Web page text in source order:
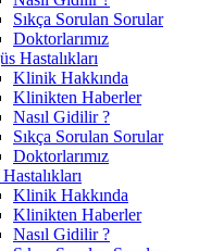
Sıkça Sorulan Sorular
Doktorlarımız
Hastalıkları
Klinik Hakkında
Klinikten Haberler
Nasıl Gidilir ?
Sıkça Sorulan Sorular
Doktorlarımız
Klinik Hakkında
Klinikten Haberler
Nasıl Gidilir ?